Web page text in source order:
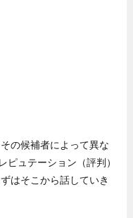
の候補者によって異な
ピュテーション（評判）
はそこから話していき